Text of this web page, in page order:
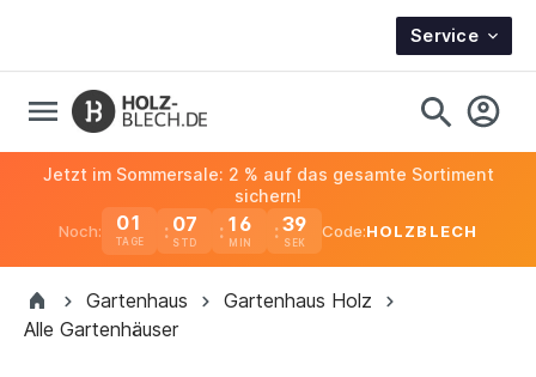
Service
Noch: 01
TAGE
07 16 39
Jetzt im Sommersale: 2 % auf das gesamte Sortiment
sichern!
Code:HOLZBLECH
Gartenhaus
Gartenhaus Holz
Alle Gartenhäuser